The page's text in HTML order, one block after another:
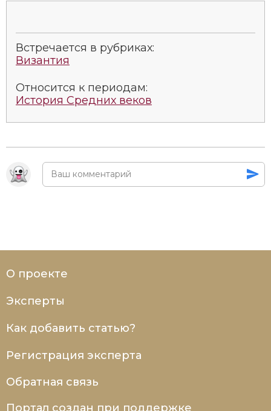
Встречается в рубриках:
Византия
Относится к периодам:
История Средних веков
О проекте
Эксперты
Как добавить статью?
Регистрация эксперта
Обратная связь
Портал создан при поддержке